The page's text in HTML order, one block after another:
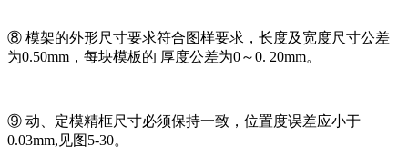
⑧ 模架的外形尺寸要求符合图样要求，长度及宽度尺寸公差
为0.50mm，每块模板的 厚度公差为0～0. 20mm。
⑨ 动、定模精框尺寸必须保持一致，位置度误差应小于
0.03mm,见图5-30。